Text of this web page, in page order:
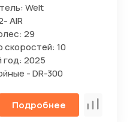
Welt
AIR
29
скоростей: 10
2025
- DR-300
Подробнее Сравнить